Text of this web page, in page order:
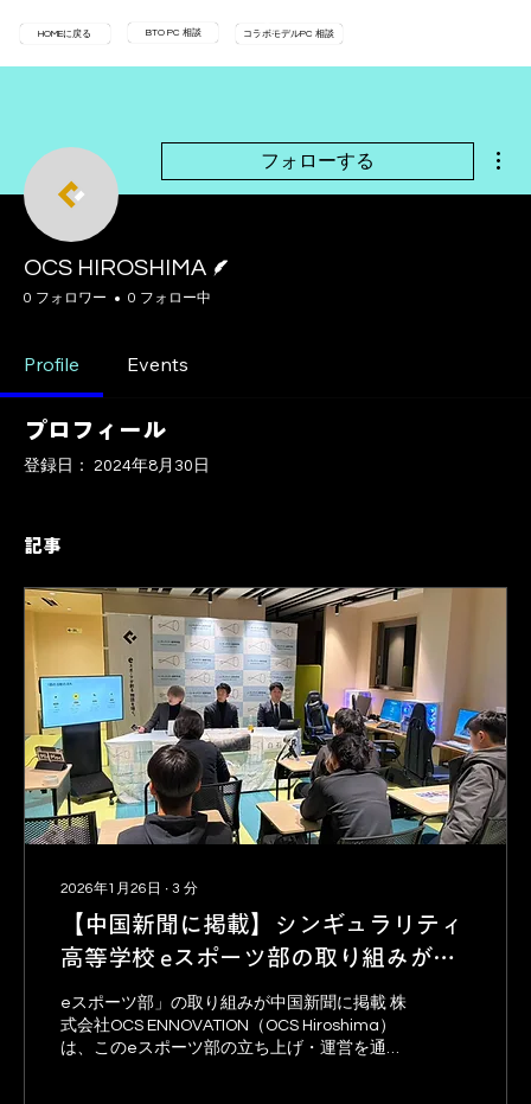
HOMEに戻る BTO PC 相談 コラボモデルPC 相談
フォローする
OCS HIROSHIMA
0 フォロワー 0 フォロー中
Profile Events
プロフィール
登録日： 2024年8月30日
記事
2026年1月26日 ∙ 3 分
【中国新聞に掲載】シンギュラリティ
高等学校 eスポーツ部の取り組みが紹
介されました
eスポーツ部」の取り組みが中国新聞に掲載 株
式会社OCS ENNOVATION（OCS Hiroshima）
は、このeスポーツ部の立ち上げ・運営を通じ